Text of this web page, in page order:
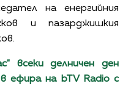
на енергийния
и пазарджишкия
всеки делничен ден
ефира на bTV Radio с